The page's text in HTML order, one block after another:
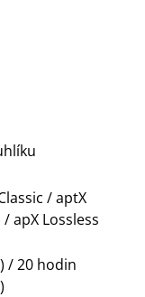
/ aptX
apX Lossless
/ 20 hodin